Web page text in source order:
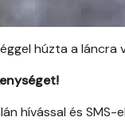
húzta a láncra
hívással és SMS-